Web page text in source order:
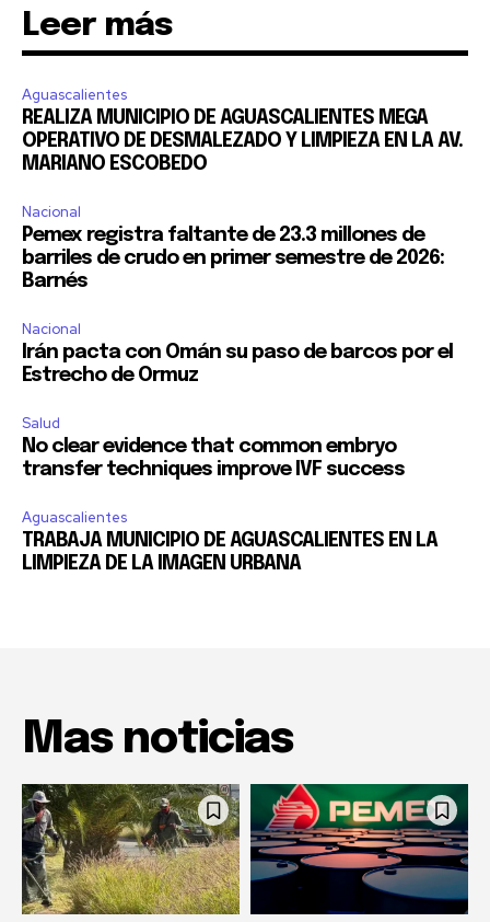
Seguidores
Leer más
Aguascalientes
REALIZA MUNICIPIO DE AGUASCALIENTES MEGA
OPERATIVO DE DESMALEZADO Y LIMPIEZA EN LA AV.
MARIANO ESCOBEDO
Nacional
Pemex registra faltante de 23.3 millones de
barriles de crudo en primer semestre de 2026:
Barnés
Nacional
Irán pacta con Omán su paso de barcos por el
Estrecho de Ormuz
Salud
No clear evidence that common embryo
transfer techniques improve IVF success
Aguascalientes
TRABAJA MUNICIPIO DE AGUASCALIENTES EN LA
LIMPIEZA DE LA IMAGEN URBANA
Mas noticias